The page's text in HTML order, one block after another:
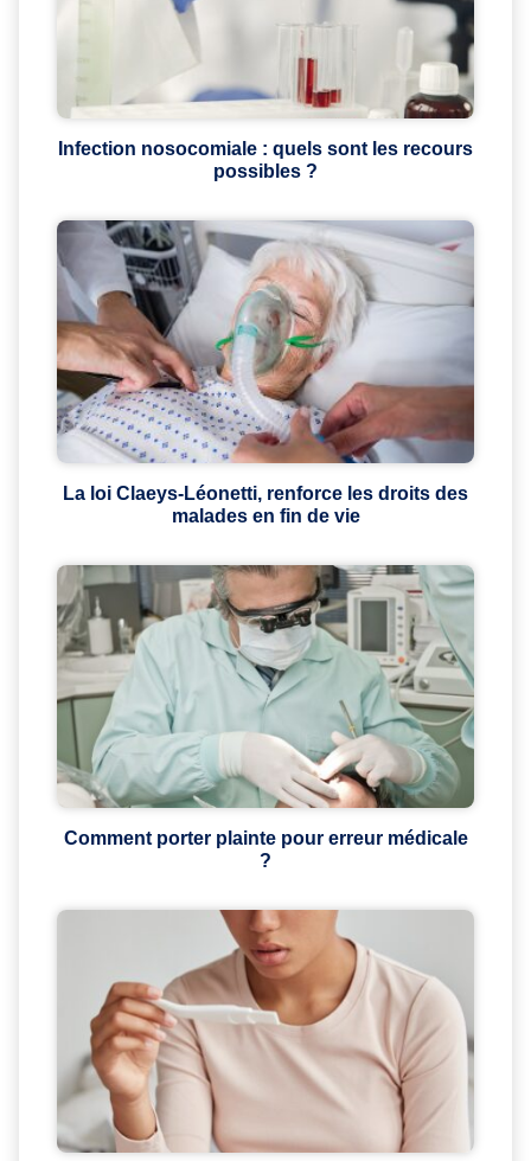
Infection nosocomiale : quels sont les recours
possibles ?
La loi Claeys-Léonetti, renforce les droits des
malades en fin de vie
Comment porter plainte pour erreur médicale
?